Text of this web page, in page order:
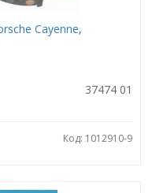
Cayenne,
37474 01
Код: 1012910-9